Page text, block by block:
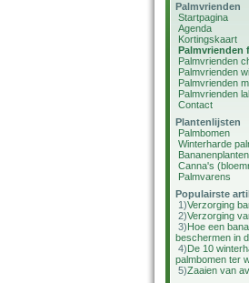
Palmvrienden
Startpagina
Agenda
Kortingskaart
Palmvrienden
Palmvrienden
Palmvrienden
Palmvrienden
Palmvrienden
Contact
Plantenlijsten
Palmbomen
Winterharde
Bananenplanten
Canna's
Palmvarens
Populairste
1)Verzorging
2)Verzorging
3)Hoe een
beschermen in
4)De 10
palmbomen ter
5)Zaaien van